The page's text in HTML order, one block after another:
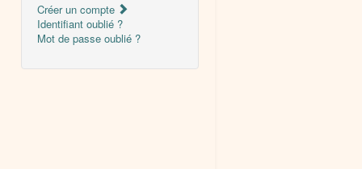
Créer un compte
Identifiant oublié ?
Mot de passe oublié ?